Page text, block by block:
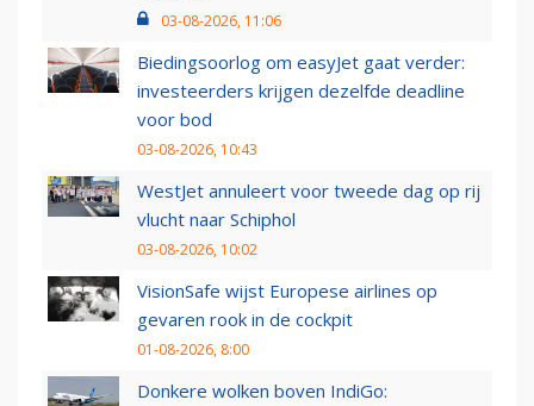
03-08-2026, 11:06
Biedingsoorlog om easyJet gaat verder:
investeerders krijgen dezelfde deadline
voor bod
03-08-2026, 10:43
WestJet annuleert voor tweede dag op rij
vlucht naar Schiphol
03-08-2026, 10:02
VisionSafe wijst Europese airlines op
gevaren rook in de cockpit
01-08-2026, 8:00
Donkere wolken boven IndiGo: